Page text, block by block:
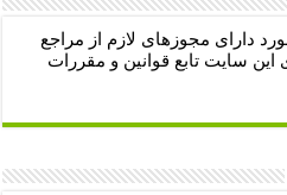
دارای مجوزهای لازم از مراجع
سایت تابع قوانین و مقررات